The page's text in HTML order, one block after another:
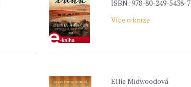
ISBN: 978-80-249-5438-7
Více o knize
Ellie Midwoodová